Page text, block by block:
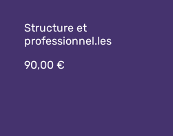
Structure et
professionnel.les
90,00 €